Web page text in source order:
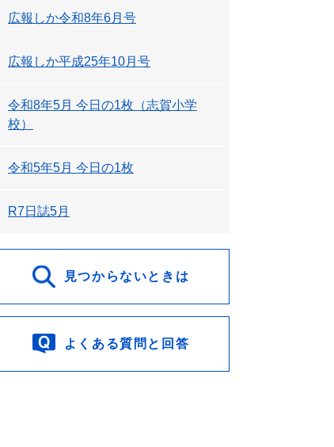
広報しか令和8年6月号
広報しか平成25年10月号
令和8年5月 今日の1枚（志賀小学
校）
令和5年5月 今日の1枚
R7日誌5月
見つからないときは
よくある質問と回答